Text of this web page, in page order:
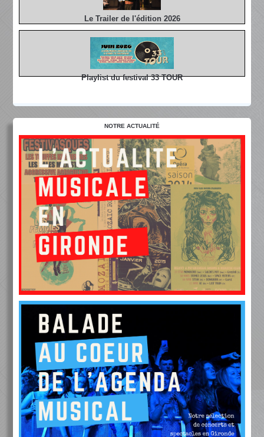
Le Trailer de l'édition 2026
Playlist du festival 33 TOUR
NOTRE ACTUALITÉ